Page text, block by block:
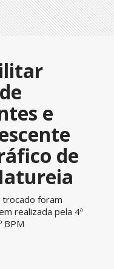
e
de
foram
realizada pela 4ª
BPM